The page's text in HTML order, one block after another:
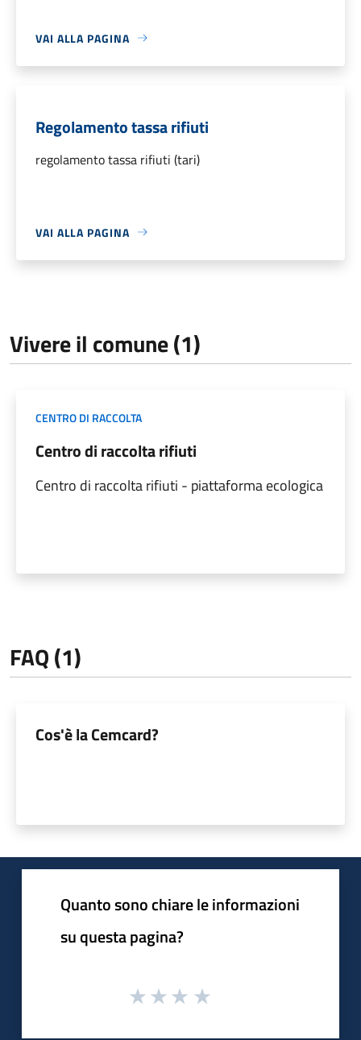
VAI ALLA PAGINA
Regolamento tassa rifiuti
regolamento tassa rifiuti (tari)
VAI ALLA PAGINA
Vivere il comune (1)
CENTRO DI RACCOLTA
Centro di raccolta rifiuti
Centro di raccolta rifiuti - piattaforma ecologica
FAQ (1)
Cos'è la Cemcard?
Quanto sono chiare le informazioni
su questa pagina?